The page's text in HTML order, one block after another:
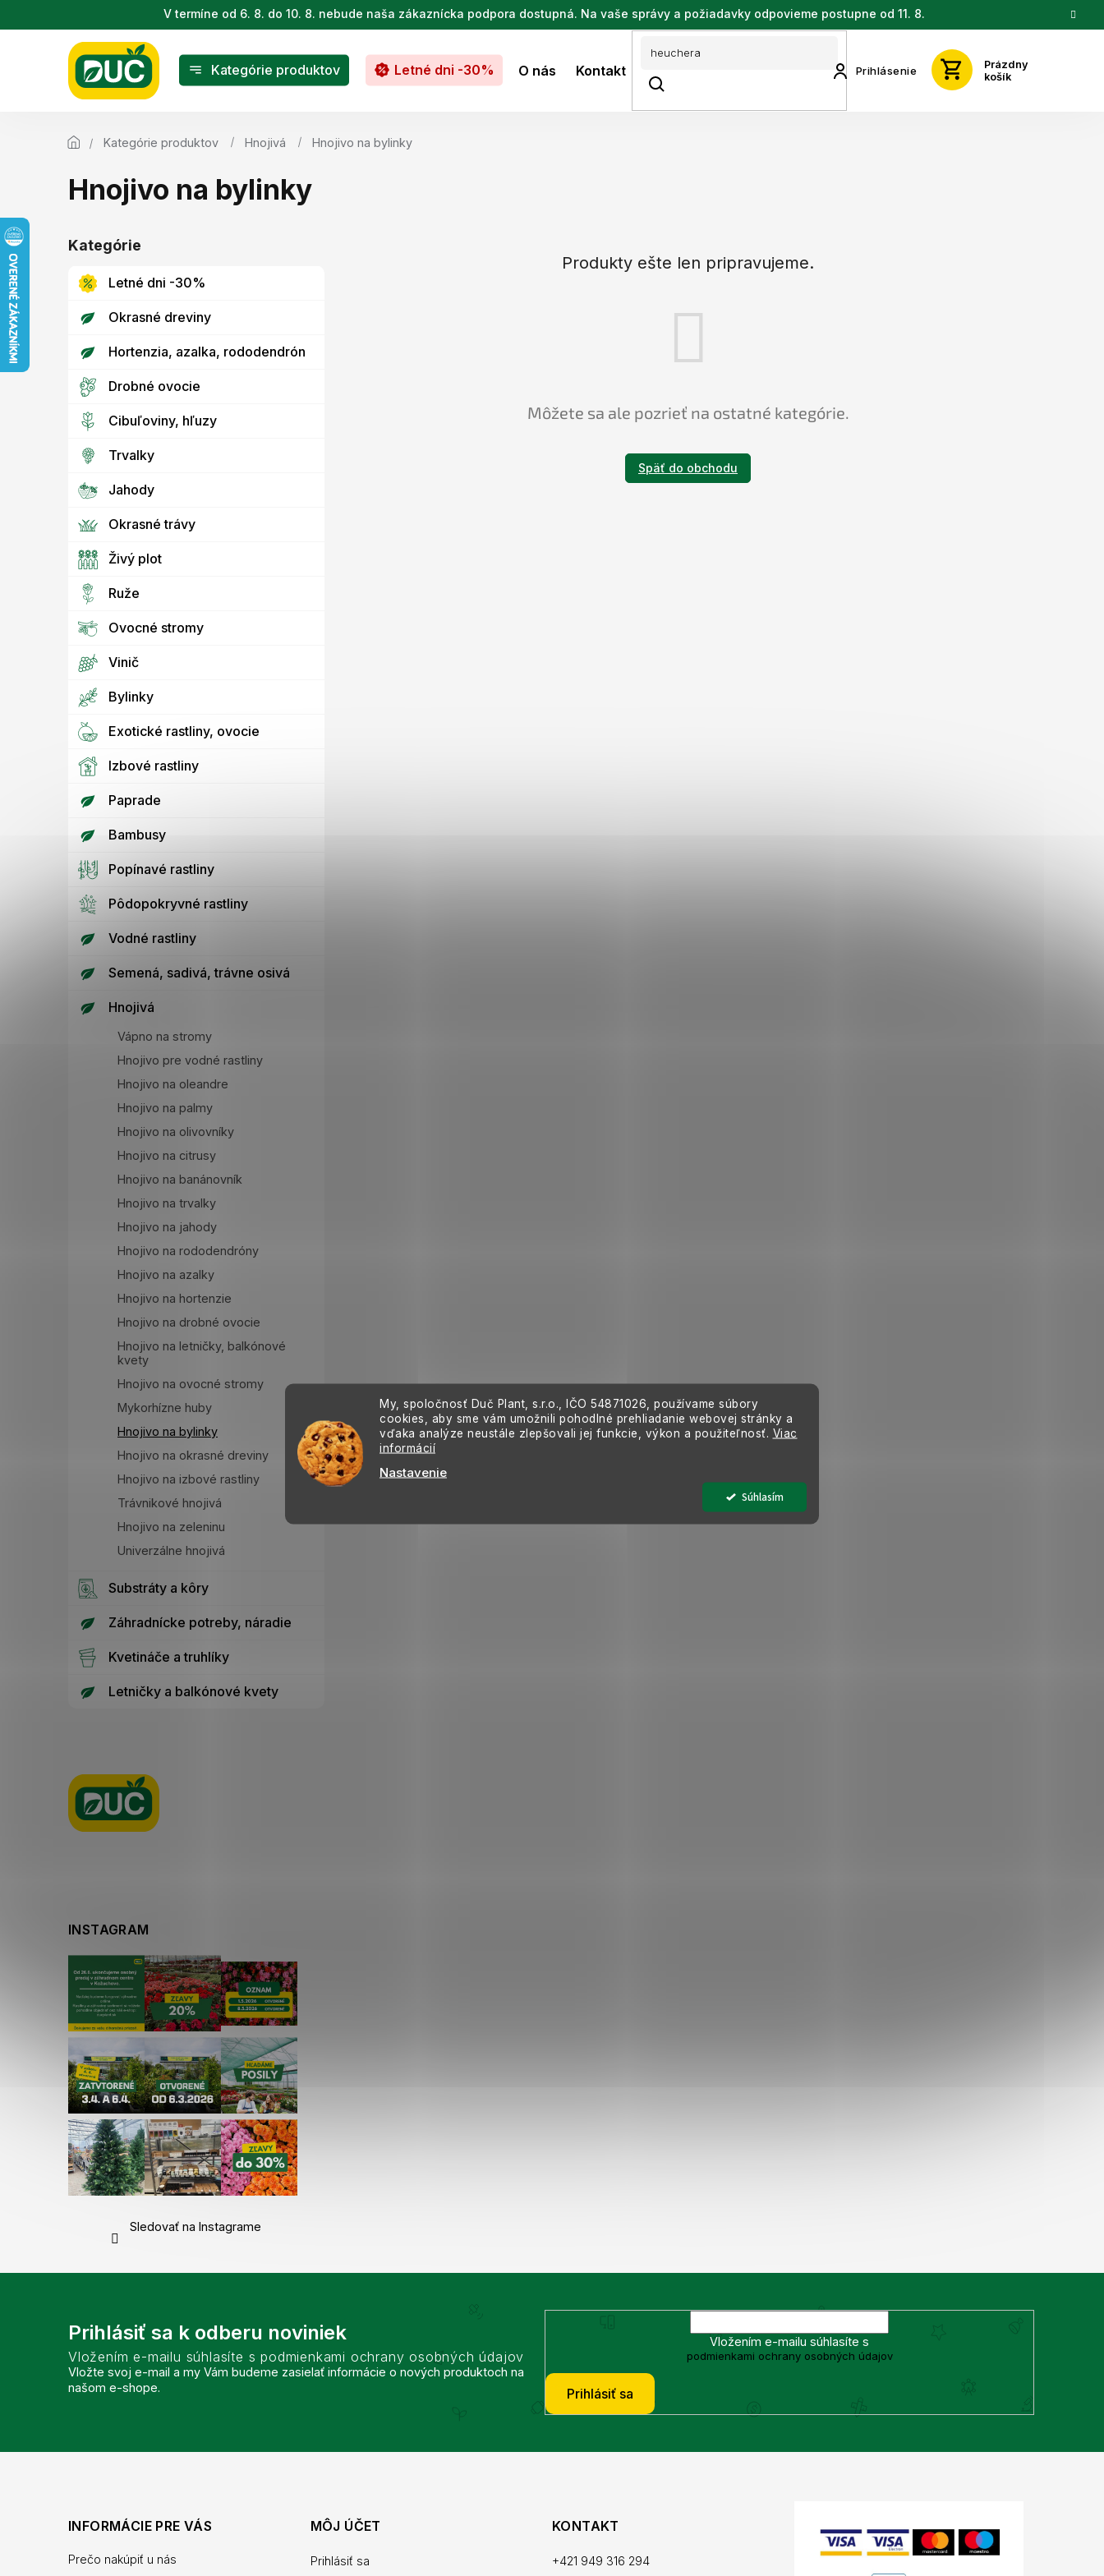
My, spoločnosť Duč Plant, s.r.o., IČO 54871026,
používame súbory
cookies, aby sme vám umožnili pohodlné prehliadanie webovej stránky a
vďaka analýze neustále zlepšovali jej funkcie, výkon a použiteľnosť. Viac
informácií
Nastavenie
Súhlasím
na
V termíne od 6. 8. do 10. 8. nebude naša zákaznícka podpora dostupná. Na vaše správy a požiadavky odpovieme postupne od 11. 8.
Prihlásenie
Prázdny
košík
Kategórie produktov Letné dni -30% O nás Kontakt
Kategórie produktov Hnojivá Hnojivo na bylinky
Hnojivo na bylinky
o
Preskočiť
Kategórie
Letné dni -30%
Okrasné dreviny
Hortenzia, azalka, rododendrón
Drobné ovocie
Cibuľoviny, hľuzy
Trvalky
Jahody
Okrasné trávy
Živý plot
Ruže
Ovocné stromy
Vinič
Bylinky
Exotické rastliny, ovocie
Izbové rastliny
Paprade
Bambusy
Popínavé rastliny
Pôdopokryvné rastliny
Vodné rastliny
Semená, sadivá, trávne osivá
Hnojivá
Vápno na stromy
Hnojivo pre vodné rastliny
Hnojivo na oleandre
Hnojivo na palmy
Hnojivo na olivovníky
Hnojivo na citrusy
Hnojivo na banánovník
Hnojivo na trvalky
Hnojivo na jahody
Hnojivo na rododendróny
Hnojivo na azalky
Hnojivo na hortenzie
Hnojivo na drobné ovocie
Hnojivo na letničky, balkónové
kvety
Hnojivo na ovocné stromy
Mykorhízne huby
Hnojivo na bylinky
Hnojivo na okrasné dreviny
Hnojivo na izbové rastliny
Trávnikové hnojivá
Hnojivo na zeleninu
Univerzálne hnojivá
Substráty a kôry
Záhradnícke potreby, náradie
Kvetináče a truhlíky
Letničky a balkónové kvety
Produkty ešte len pripravujeme.
Môžete sa ale pozrieť na ostatné kategórie.
Späť do obchodu
INSTAGRAM
Sledovať na Instagrame
Prihlásiť sa k odberu noviniek
Vložením e-mailu súhlasíte s podmienkami ochrany osobných údajov
Vložte svoj e-mail a my Vám budeme zasielať informácie o nových produktoch na
našom e-shope.
Vložením e-mailu súhlasíte s
podmienkami ochrany osobných údajov
Prihlásiť sa
INFORMÁCIE PRE VÁS
Prečo nakúpiť u nás
MÔJ ÚČET
Prihlásiť sa
KONTAKT
+421 949 316 294